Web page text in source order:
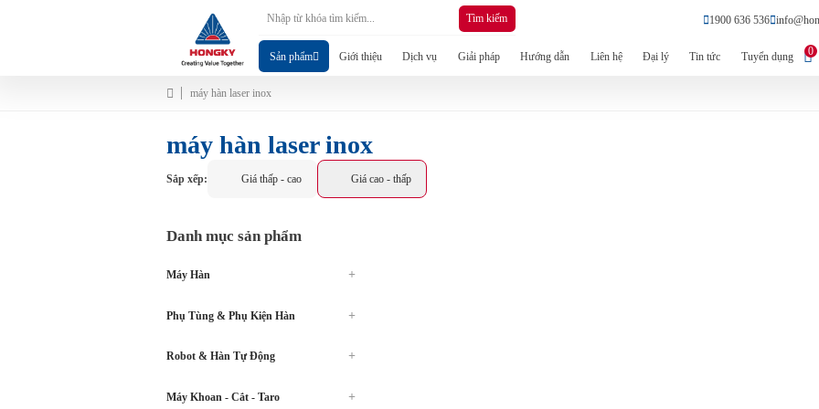
Tìm kiếm 1900 636 536
Sản phẩm Giới thiệu Dịch vụ Giải pháp Hướng dẫn Liên hệ Đại lý Tin tức Tuyển dụng 0
máy hàn laser inox
máy hàn laser inox
Sắp xếp: Giá thấp - cao Giá cao - thấp
Danh mục sản phẩm
Máy Hàn
Phụ Tùng & Phụ Kiện Hàn
Robot & Hàn Tự Động
Máy Khoan - Cắt - Taro